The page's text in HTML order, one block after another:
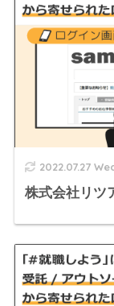
2022.07.27
株式会社リツ